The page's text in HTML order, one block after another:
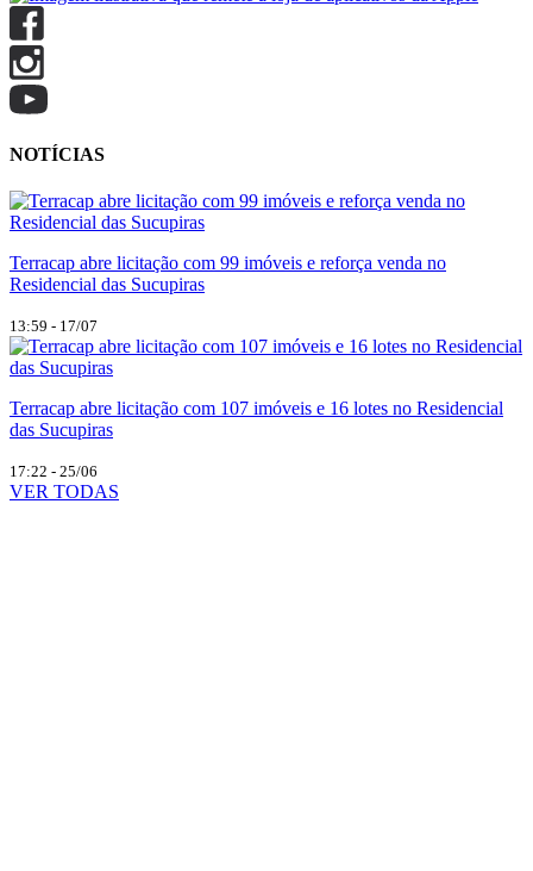
NOTÍCIAS
Terracap abre licitação com 99 imóveis e reforça venda no
Residencial das Sucupiras
13:59 - 17/07
Terracap abre licitação com 107 imóveis e 16 lotes no Residencial
das Sucupiras
17:22 - 25/06
VER TODAS